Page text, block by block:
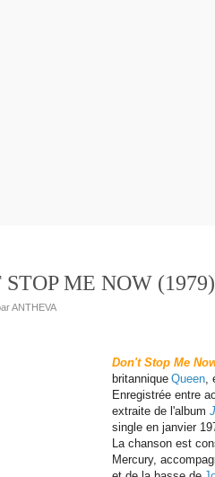
ME NOW (1979)
ANTHEVA
Don't Stop Me
britannique Queen,
Enregistrée entre
extraite de l'album
single en janvier
La chanson est
Mercury,